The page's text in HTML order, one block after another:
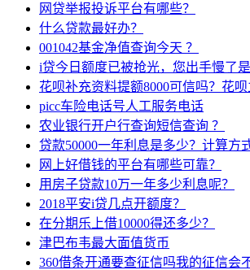
网贷举报投诉平台有哪些？
什么贷款最好办？
001042基金净值查询今天 ？
i贷今日额度已被抢光，您出手慢了是
花呗补充资料提额8000可信吗？花呗
picc车险电话号人工服务电话
农业银行开户行查询短信查询 ？
贷款50000一年利息是多少？计算方
网上好借钱的平台有哪些可靠？
用房子贷款10万一年多少利息呢？
2018平安i贷几点开额度？
在分期乐上借10000得还多少？
津巴布韦最大面值货币
360借条开通要查征信吗我的征信会